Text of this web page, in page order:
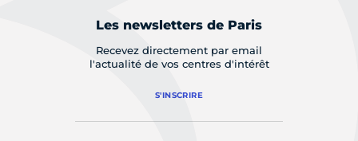
Les newsletters de Paris
Recevez directement par email
l'actualité de vos centres d'intérêt
S'INSCRIRE